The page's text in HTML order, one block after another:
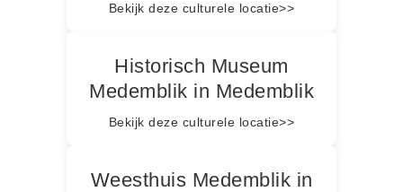
Bekijk deze culturele locatie>>
Historisch Museum
Medemblik in Medemblik
Bekijk deze culturele locatie>>
Weesthuis Medemblik in